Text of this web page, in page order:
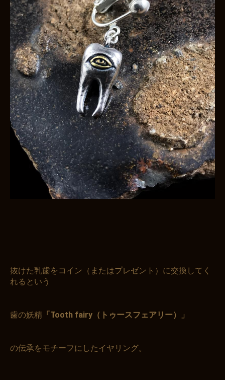
抜けた乳歯をコイン（またはプレゼント）に交換してく
れるという
歯の妖精 「Tooth fairy（トゥースフェアリー）」
の伝承をモチーフにしたイヤリング。